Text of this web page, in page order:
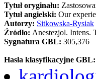
Tytuł oryginału:
Tytuł angielski: Our
Autorzy: Sitkowska-Rysiak
Źródło: Anestezjol. Intens.
Sygnatura GBL: 305,376
Hasła klasyfikacyjne GBL: